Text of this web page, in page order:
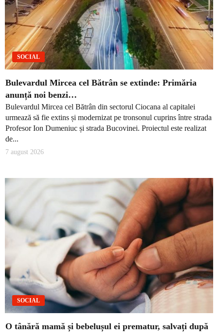
SOCIAL
Bulevardul Mircea cel Bătrân se extinde: Primăria
anunță noi benzi…
Bulevardul Mircea cel Bătrân din sectorul Ciocana al capitalei
urmează să fie extins și modernizat pe tronsonul cuprins între strada
Profesor Ion Dumeniuc și strada Bucovinei. Proiectul este realizat
de...
7 august 2026
SOCIAL
O tânără mamă și bebelușul ei prematur, salvați după